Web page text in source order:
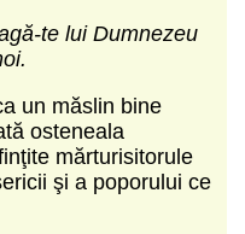
te lui Dumnezeu
un măslin bine
osteneala
mărturisitorule
şi a poporului ce